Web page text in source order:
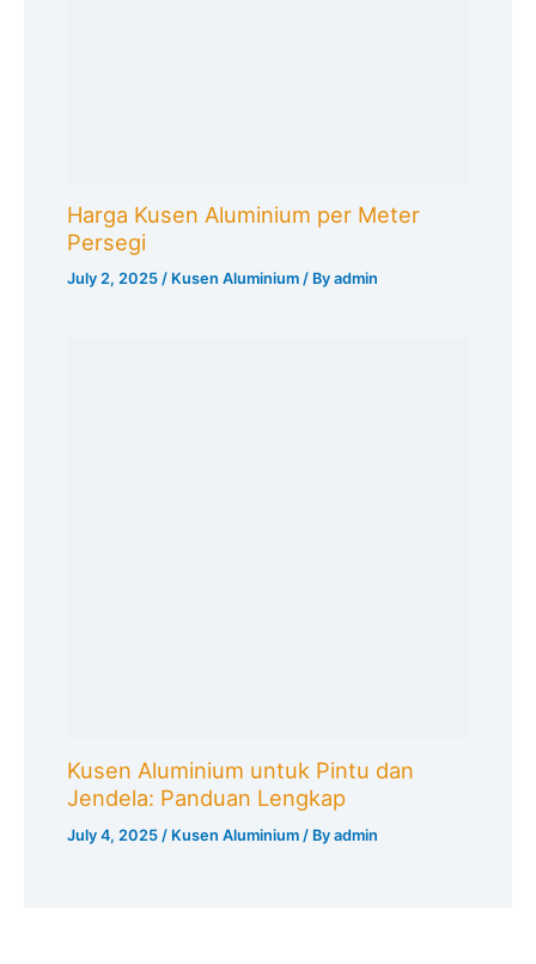
Harga Kusen Aluminium per Meter
Persegi
July 2, 2025/ Kusen Aluminium / Byadmin
Kusen Aluminium untuk Pintu dan
Jendela: Panduan Lengkap
July 4, 2025 / Kusen Aluminium / Byadmin